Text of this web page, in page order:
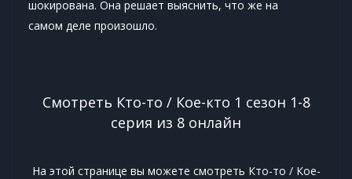
шокирована. Она решает выяснить, что же на
самом деле произошло.
Смотреть Кто-то / Кое-кто 1 сезон 1-8
серия из 8 онлайн
На этой странице вы можете смотреть Кто-то / Кое-